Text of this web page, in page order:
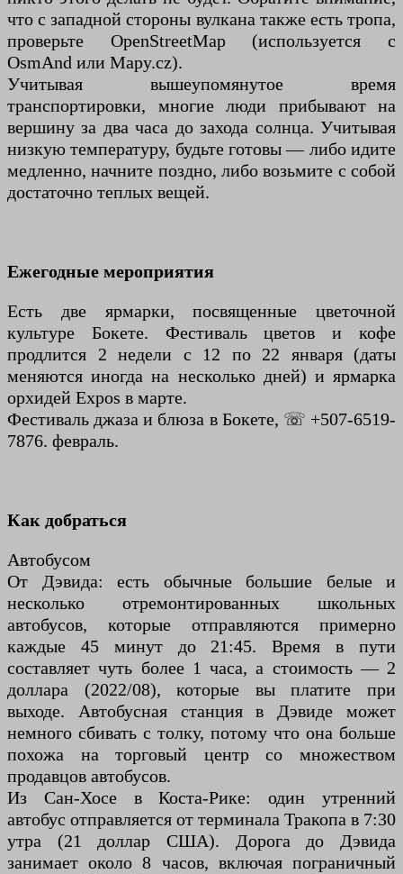
что с западной стороны вулкана также есть тропа,
проверьте OpenStreetMap (используется с
OsmAnd или Mapy.cz).
Учитывая вышеупомянутое время
транспортировки, многие люди прибывают на
вершину за два часа до захода солнца. Учитывая
низкую температуру, будьте готовы — либо идите
медленно, начните поздно, либо возьмите с собой
достаточно теплых вещей.
Ежегодные мероприятия
Есть две ярмарки, посвященные цветочной
культуре Бокете. Фестиваль цветов и кофе
продлится 2 недели с 12 по 22 января (даты
меняются иногда на несколько дней) и ярмарка
орхидей Expos в марте.
Фестиваль джаза и блюза в Бокете, ☏ +507-6519-
7876. февраль.
Как добраться
Автобусом
От Дэвида: есть обычные большие белые и
несколько отремонтированных школьных
автобусов, которые отправляются примерно
каждые 45 минут до 21:45. Время в пути
составляет чуть более 1 часа, а стоимость — 2
доллара (2022/08), которые вы платите при
выходе. Автобусная станция в Дэвиде может
немного сбивать с толку, потому что она больше
похожа на торговый центр со множеством
продавцов автобусов.
Из Сан-Хосе в Коста-Рике: один утренний
автобус отправляется от терминала Тракопа в 7:30
утра (21 доллар США). Дорога до Дэвида
занимает около 8 часов, включая пограничный